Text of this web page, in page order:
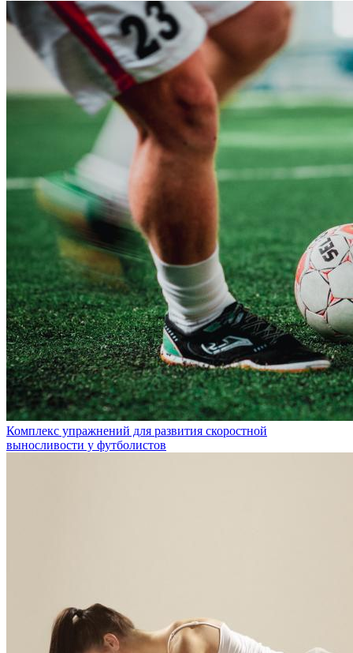
Комплекс упражнений для развития скоростной
выносливости у футболистов